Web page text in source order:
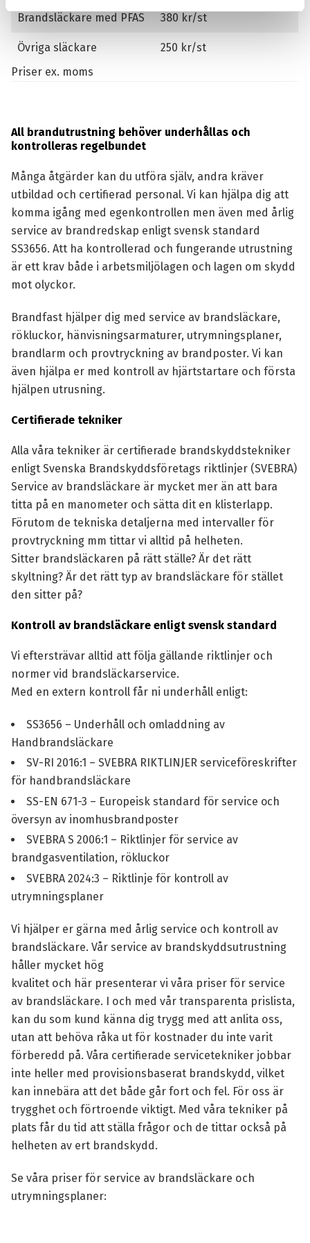
Brandsläckare med PFAS 380 kr/st
Övriga släckare
250 kr/st
Priser ex. moms
All brandutrustning behöver underhållas och
kontrolleras regelbundet
Många åtgärder kan du utföra själv, andra kräver
utbildad och certifierad personal. Vi kan hjälpa dig att
komma igång med egenkontrollen men även med årlig
service av brandredskap enligt svensk standard
SS3656. Att ha kontrollerad och fungerande utrustning
är ett krav både i arbetsmiljölagen och lagen om skydd
mot olyckor.
Brandfast hjälper dig med service av brandsläckare,
rökluckor, hänvisningsarmaturer, utrymningsplaner,
brandlarm och provtryckning av brandposter. Vi kan
även hjälpa er med kontroll av hjärtstartare och första
hjälpen utrusning.
Certifierade tekniker
Alla våra tekniker är certifierade brandskyddstekniker
enligt Svenska Brandskyddsföretags riktlinjer (SVEBRA)
Service av brandsläckare är mycket mer än att bara
titta på en manometer och sätta dit en klisterlapp.
Förutom de tekniska detaljerna med intervaller för
provtryckning mm tittar vi alltid på helheten.
Sitter brandsläckaren på rätt ställe? Är det rätt
skyltning? Är det rätt typ av brandsläckare för stället
den sitter på?
Kontroll av brandsläckare enligt svensk standard
Vi eftersträvar alltid att följa gällande riktlinjer och
normer vid brandsläckarservice.
Med en extern kontroll får ni underhåll enligt:
SS3656 – Underhåll och omladdning av
Handbrandsläckare
SV-RI 2016:1 – SVEBRA RIKTLINJER serviceföreskrifter
för handbrandsläckare
SS-EN 671-3 – Europeisk standard för service och
översyn av inomhusbrandposter
SVEBRA S 2006:1 – Riktlinjer för service av
brandgasventilation, rökluckor
SVEBRA 2024:3 – Riktlinje för kontroll av
utrymningsplaner
Vi hjälper er gärna med årlig service och kontroll av
brandsläckare. Vår service av brandskyddsutrustning
håller mycket hög
kvalitet och här presenterar vi våra priser för service
av brandsläckare. I och med vår transparenta prislista,
kan du som kund känna dig trygg med att anlita oss,
utan att behöva råka ut för kostnader du inte varit
förberedd på. Våra certifierade servicetekniker jobbar
inte heller med provisionsbaserat brandskydd, vilket
kan innebära att det både går fort och fel. För oss är
trygghet och förtroende viktigt. Med våra tekniker på
plats får du tid att ställa frågor och de tittar också på
helheten av ert brandskydd.
Se våra priser för service av brandsläckare och
utrymningsplaner: